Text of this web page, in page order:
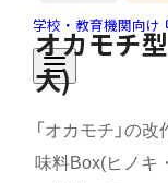
学校・教育機関向け
オカモチ
大)
「オカモチ」の
味料Box(ヒノキ